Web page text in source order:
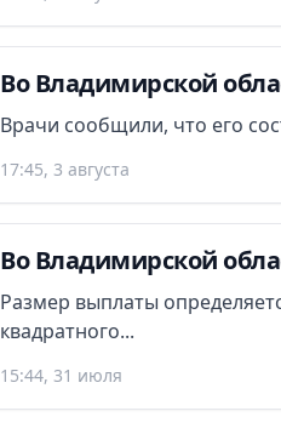
Во Владимирской
Врачи сообщили, что его
17:45, 3 августа
Во Владимирской
Размер выплаты
квадратного...
15:44, 31 июля